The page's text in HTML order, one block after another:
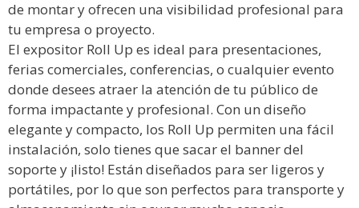
de montar y ofrecen una visibilidad profesional para
tu empresa o proyecto.
El expositor Roll Up es ideal para presentaciones,
ferias comerciales, conferencias, o cualquier evento
donde desees atraer la atención de tu público de
forma impactante y profesional. Con un diseño
elegante y compacto, los Roll Up permiten una fácil
instalación, solo tienes que sacar el banner del
soporte y ¡listo! Están diseñados para ser ligeros y
portátiles, por lo que son perfectos para transporte y